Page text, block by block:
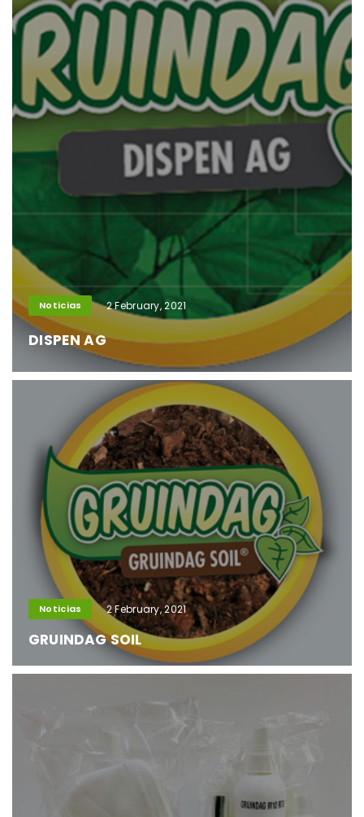
Noticias 2 February, 2021
DISPEN AG
Noticias 2 February, 2021
GRUINDAG SOIL